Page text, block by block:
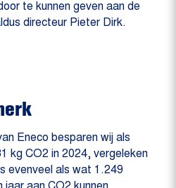
te kunnen geven aan de
directeur Pieter Dirk.
Eneco besparen wij als
kg CO2 in 2024, vergeleken
evenveel als wat 1.249